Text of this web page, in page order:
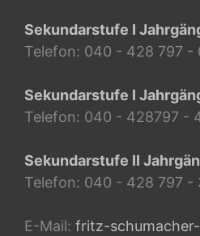
Sekundarstufe I
Telefon: 040 - 428 797 -
Sekundarstufe I
Telefon: 040 - 428797 -
Sekundarstufe II
Telefon: 040 - 428 797 -
E-Mail: fritz-schumacher-